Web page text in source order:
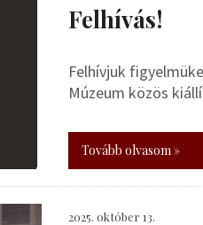
Felhívás!
Felhívjuk
Múzeum közös
Tovább olvasom »
2025. október 13.